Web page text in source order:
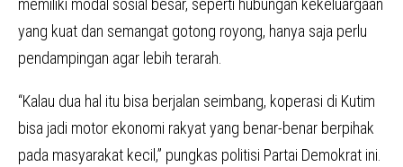
memiliki modal sosial besar, seperti hubungan kekeluargaan
yang kuat dan semangat gotong royong, hanya saja perlu
pendampingan agar lebih terarah.
“Kalau dua hal itu bisa berjalan seimbang, koperasi di Kutim
bisa jadi motor ekonomi rakyat yang benar-benar berpihak
pada masyarakat kecil,” pungkas politisi Partai Demokrat ini.